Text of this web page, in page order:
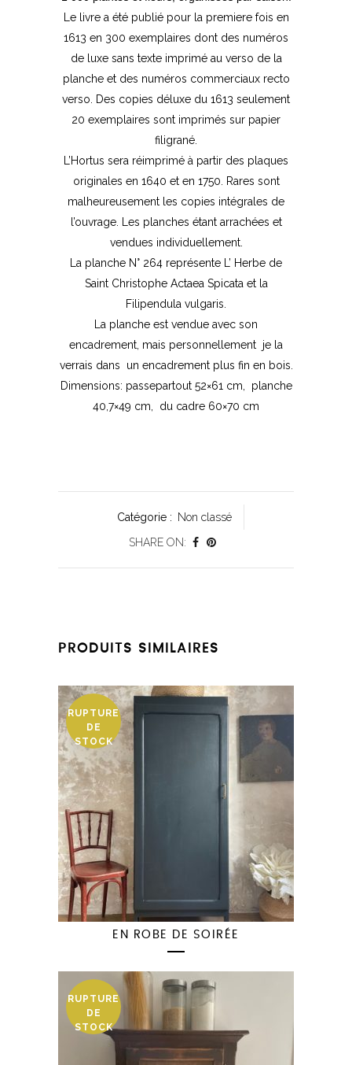
Le livre a été publié pour la premiere fois en
1613 en 300 exemplaires dont des numéros
de luxe sans texte imprimé au verso de la
planche et des numéros commerciaux recto
verso. Des copies déluxe du 1613 seulement
20 exemplaires sont imprimés sur papier
filigrané.
L’Hortus sera réimprimé à partir des plaques
originales en 1640 et en 1750. Rares sont
malheureusement les copies intégrales de
l’ouvrage. Les planches étant arrachées et
vendues individuellement.
La planche N° 264 représente L’ Herbe de
Saint Christophe Actaea Spicata et la
Filipendula vulgaris.
La planche est vendue avec son
encadrement, mais personnellement je la
verrais dans un encadrement plus fin en bois.
Dimensions: passepartout 52×61 cm, planche
40,7×49 cm, du cadre 60×70 cm
Catégorie :
Non classé
SHARE ON:
PRODUITS SIMILAIRES
RUPTURE
DE
STOCK
EN ROBE DE SOIRÉE
RUPTURE
DE
STOCK